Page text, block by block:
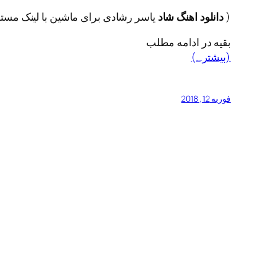
( دانلود اهنگ شاد یاسر رشادی برای ماشین با لینک
بقیه در ادامه مطلب
(بیشتر…)
فوریه 12, 2018